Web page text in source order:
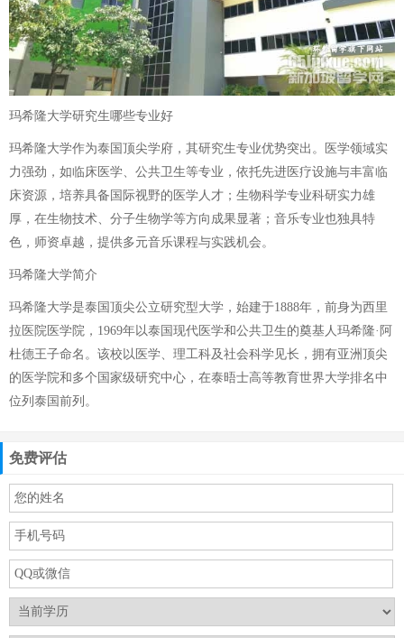
玛希隆大学研究生哪些专业好
玛希隆大学作为泰国顶尖学府，其研究生专业优势突出。医学领域实
力强劲，如临床医学、公共卫生等专业，依托先进医疗设施与丰富临
床资源，培养具备国际视野的医学人才；生物科学专业科研实力雄
厚，在生物技术、分子生物学等方向成果显著；音乐专业也独具特
色，师资卓越，提供多元音乐课程与实践机会。
玛希隆大学简介
玛希隆大学是泰国顶尖公立研究型大学，始建于1888年，前身为西里
拉医院医学院，1969年以泰国现代医学和公共卫生的奠基人玛希隆·阿
杜德王子命名。该校以医学、理工科及社会科学见长，拥有亚洲顶尖
的医学院和多个国家级研究中心，在泰晤士高等教育世界大学排名中
位列泰国前列。
免费评估